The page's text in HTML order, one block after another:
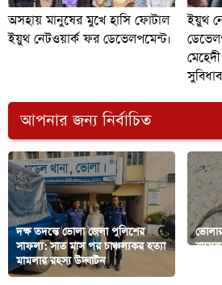
অসহায় মানুষের মুখে হাসি ফোটাল
ইয়ুথ নেটওয়ার্ক ফর ডেভেলপমেন্ট।
ইয়ুথ
আপনার জন্য নির্বাচিত
দক্ষ তদন্তে ভোলা জেলা পুলিশের
সাফল্য: সাত মাস পর চাঞ্চল্যকর হত্যা
মামলার রহস্য উদ্ঘাটন